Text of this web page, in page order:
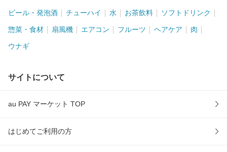
ビール・発泡酒 チューハイ 水 お茶飲料 ソフトドリンク
惣菜・食材 扇風機 エアコン フルーツ ヘアケア 肉
ウナギ
サイトについて
au PAY マーケット TOP
はじめてご利用の方